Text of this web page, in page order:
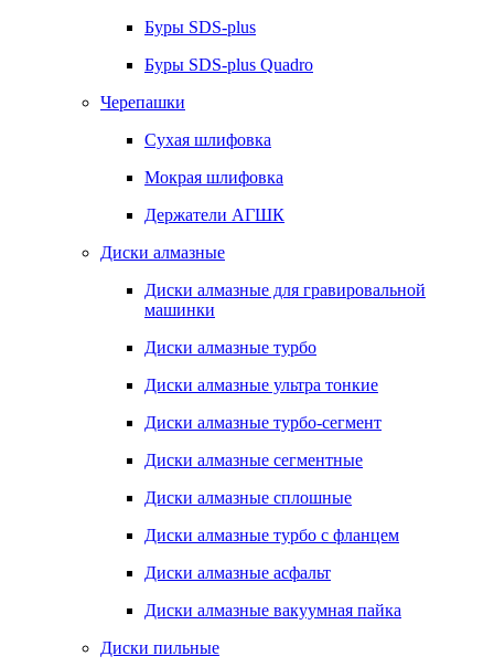
Буры SDS-plus
Буры SDS-plus Quadro
Черепашки
Сухая шлифовка
Мокрая шлифовка
Держатели АГШК
Диски алмазные
Диски алмазные для гравировальной
машинки
Диски алмазные турбо
Диски алмазные ультра тонкие
Диски алмазные турбо-сегмент
Диски алмазные сегментные
Диски алмазные сплошные
Диски алмазные турбо с фланцем
Диски алмазные асфальт
Диски алмазные вакуумная пайка
Диски пильные